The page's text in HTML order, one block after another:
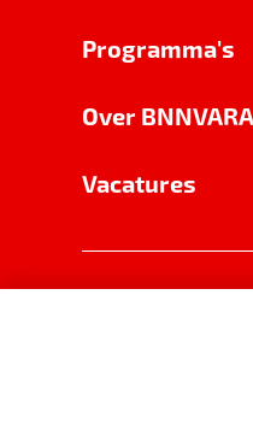
Programma's
Over BNNVARA
Vacatures